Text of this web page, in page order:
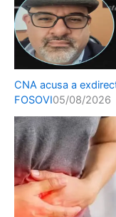
CNA acusa a
FOSOVI05/08/2026